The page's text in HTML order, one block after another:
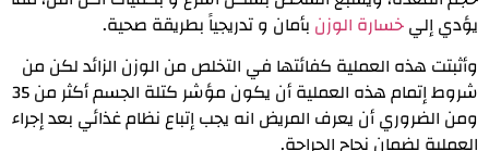
يؤدي إليخسارة الوزن بأمان و تدريجياً بطريقة صحية.
وأثبتت هذه العملية كفائتها في التخلص من الوزن الزائد لكن من
شروط إتمام هذه العملية أن يكون مؤشر كتلة الجسم أكثر من 35
ومن الضروري أن يعرف المريض انه يجب إتباع نظام غذائي بعد إجراء